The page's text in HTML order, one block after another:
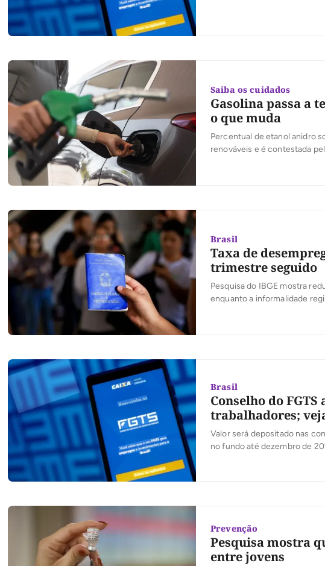
Saiba os cuidados
Gasolina passa a
o que muda
Percentual de etanol anidro
renováveis e é contestada
Brasil
Taxa de
trimestre seguido
Pesquisa do IBGE mostra
enquanto a informalidade
Brasil
Conselho do
trabalhadores;
Valor será depositado nas
no fundo até dezembro de
Prevenção
Pesquisa mostra
entre jovens